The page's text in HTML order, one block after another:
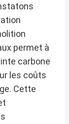
permet à
carbone
les coûts
Cette